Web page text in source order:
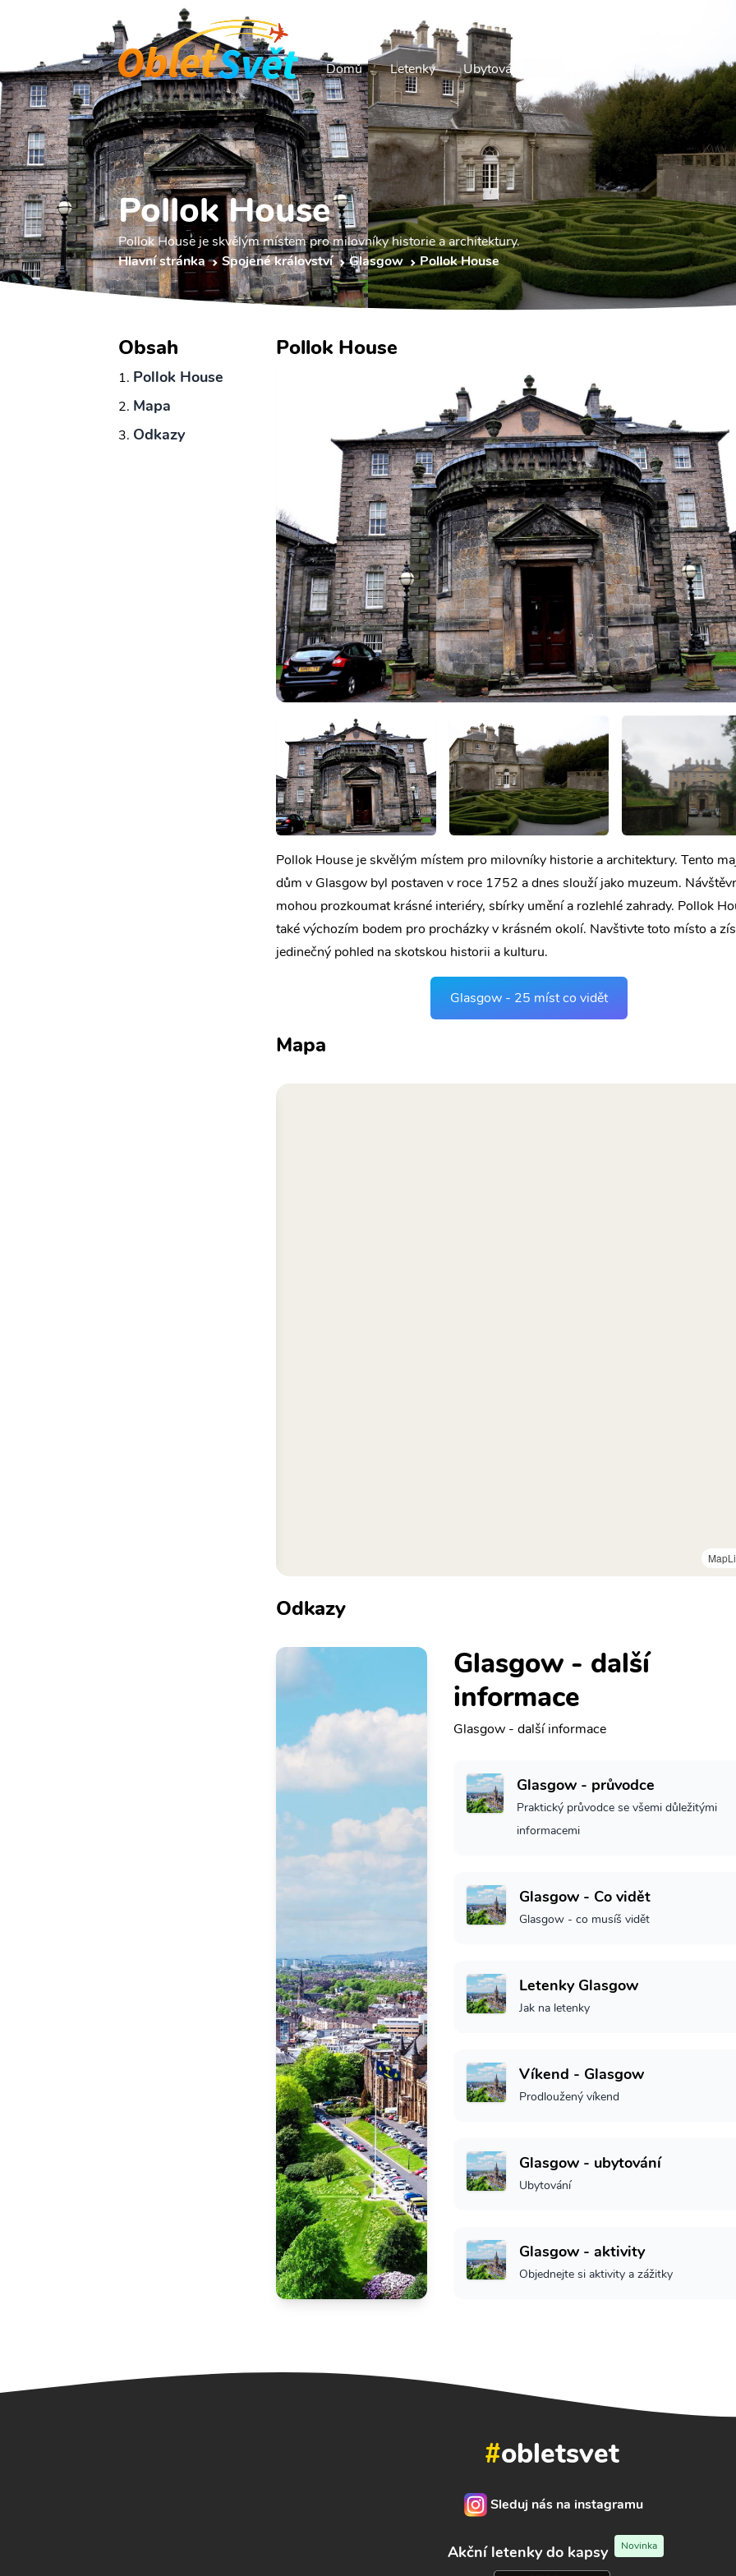
Domů Letenky Ubytování
Pollok House
Pollok House je skvělým místem pro milovníky historie a architektury.
Hlavní stránka
Spojené království Glasgow Pollok House
Obsah
Pollok House
Mapa
Odkazy
Pollok House
Pollok House je skvělým místem pro milovníky historie a architektury. Tento
dům v Glasgow byl postaven v roce 1752 a dnes slouží jako muzeum.
mohou prozkoumat krásné interiéry, sbírky umění a rozlehlé zahrady. Pollok
také výchozím bodem pro procházky v krásném okolí. Navštivte toto místo a
jedinečný pohled na skotskou historii a kulturu.
Glasgow - 25 míst co vidět
Mapa
Odkazy
Glasgow - další
informace
Glasgow - další informace
Glasgow - průvodce
Praktický průvodce se všemi důležitými
informacemi
Glasgow - Co vidět
Glasgow - co musíš vidět
Letenky Glasgow
Jak na letenky
Víkend - Glasgow
Prodloužený víkend
Glasgow - ubytování
Ubytování
Glasgow - aktivity
Objednejte si aktivity a zážitky
#obletsvet
Sleduj nás na instagramu
Akční letenky do kapsy Novinka